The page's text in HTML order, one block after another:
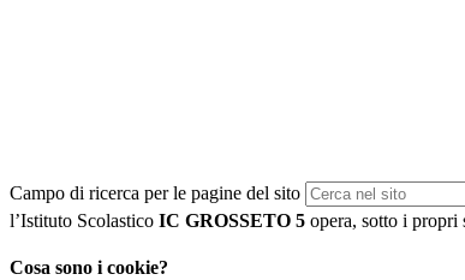
Campo di ricerca per le pagine del sito
l’Istituto Scolastico IC GROSSETO 5 opera, sotto i propri
Cosa sono i cookie?